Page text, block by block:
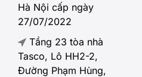
Hà Nội cấp ngày
27/07/2022
Tầng 23 tòa nhà
Tasco, Lô HH2-2,
Đường Phạm Hùng,